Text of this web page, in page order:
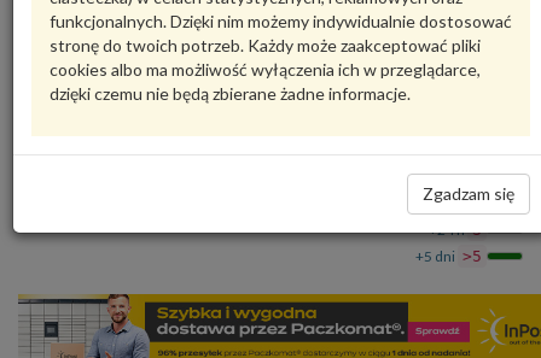
funkcjonalnych. Dzięki nim możemy indywidualnie dostosować
stronę do twoich potrzeb. Każdy może zaakceptować pliki
cookies albo ma możliwość wyłączenia ich w przeglądarce,
dzięki czemu nie będą zbierane żadne informacje.
Zgadzam się
4M0804033HVAG
VAG - produkt oryginalny VW AUDI SEAT SKODA
Nakładka 4M0804033H VAG
246,44 zł
Dostępność
Wrocław 0
+24 h 3
+5 dni >5